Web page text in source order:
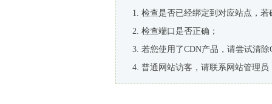
检查是否已经绑定到对应站点，
检查端口是否正确；
若您使用了CDN产品，请尝试清除
普通网站访客，请联系网站管理员